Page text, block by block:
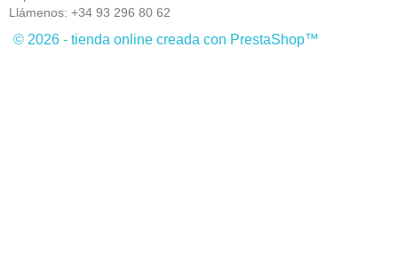
Llámenos: +34 93 296 80 62
© 2026 - tienda online creada con PrestaShop™